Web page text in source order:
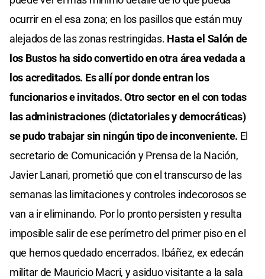
ocurrir en el esa zona; en los pasillos que están muy
alejados de las zonas restringidas. Hasta el Salón de
los Bustos ha sido convertido en otra área vedada a
los acreditados. Es allí por donde entran los
funcionarios e invitados. Otro sector en el con todas
las administraciones (dictatoriales y democráticas)
se pudo trabajar sin ningún tipo de inconveniente. El
secretario de Comunicación y Prensa de la Nación,
Javier Lanari, prometió que con el transcurso de las
semanas las limitaciones y controles indecorosos se
van a ir eliminando. Por lo pronto persisten y resulta
imposible salir de ese perímetro del primer piso en el
que hemos quedado encerrados. Ibáñez, ex edecán
militar de Mauricio Macri, y asiduo visitante a la sala